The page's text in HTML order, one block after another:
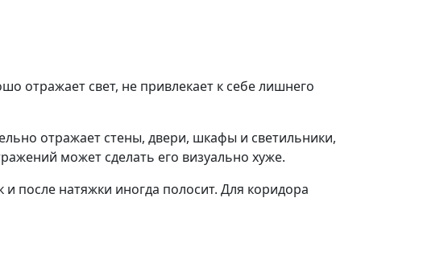
отражает свет, не привлекает к себе лишнего
отражает стены, двери, шкафы и светильники,
может сделать его визуально хуже.
после натяжки иногда полосит. Для коридора